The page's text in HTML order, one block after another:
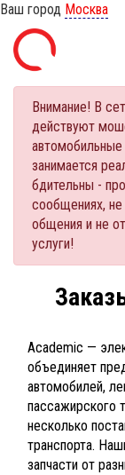
Ваш город Москва
Внимание! В
действуют
занимается
бдительны -
сообщениях,
общения и не
услуги!
Academic —
объединяет
автомобилей,
пассажирского
несколько
транспорта.
запчасти от